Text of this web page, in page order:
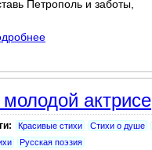
Петрополь и заботы,
молодой актрисе
Красивые стихи Стихи о душе
Русская поэзия